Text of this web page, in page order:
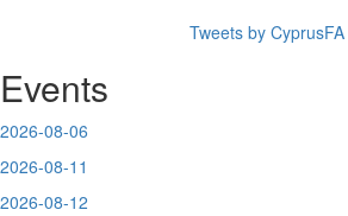
Tweets by CyprusFA
Events
2026-08-06
2026-08-11
2026-08-12